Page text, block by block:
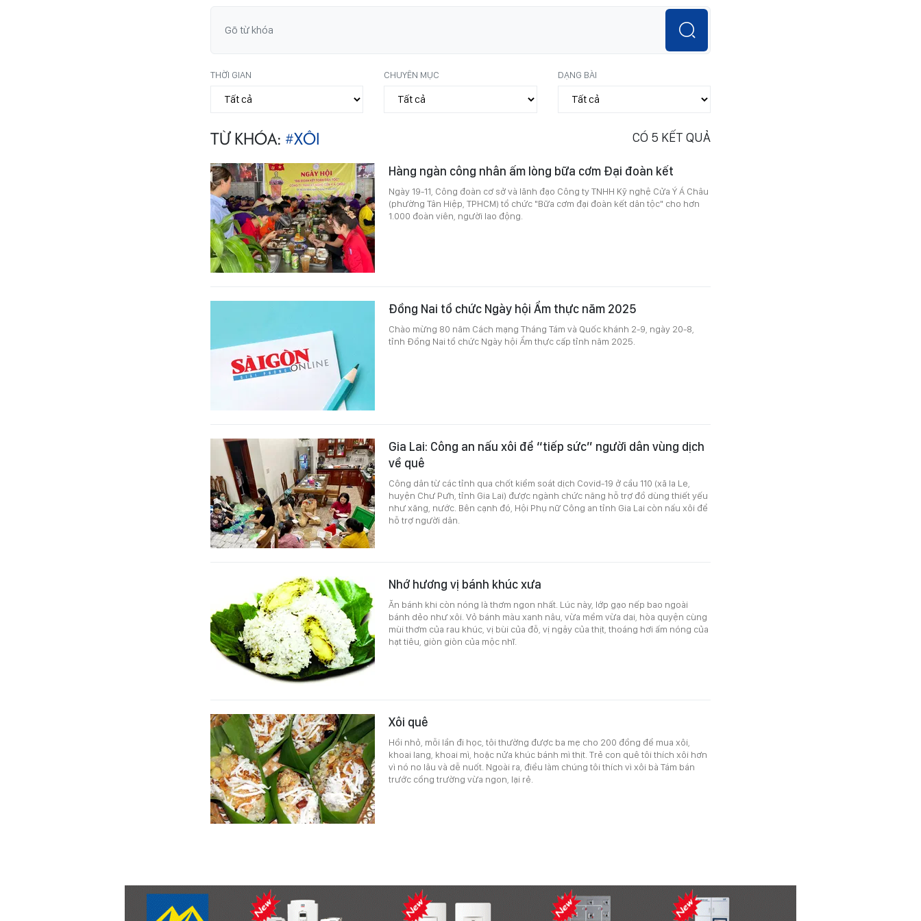
THỜI GIAN CHUYÊN MỤC DẠNG BÀI
TỪ KHÓA: #XÔI CÓ 5 KẾT QUẢ
Hàng ngàn công nhân ấm lòng bữa cơm Đại đoàn kết
Ngày 19-11, Công đoàn cơ sở và lãnh đạo Công ty TNHH Kỹ nghệ Cửa Ý Á Châu
(phường Tân Hiệp, TPHCM) tổ chức "Bữa cơm đại đoàn kết dân tộc" cho hơn
1.000 đoàn viên, người lao động.
Đồng Nai tổ chức Ngày hội Ẩm thực năm 2025
Chào mừng 80 năm Cách mạng Tháng Tám và Quốc khánh 2-9, ngày 20-8,
tỉnh Đồng Nai tổ chức Ngày hội Ẩm thực cấp tỉnh năm 2025.
Gia Lai: Công an nấu xôi để “tiếp sức” người dân vùng dịch
về quê
Công dân từ các tỉnh qua chốt kiểm soát dịch Covid-19 ở cầu 110 (xã Ia Le,
huyện Chư Pưh, tỉnh Gia Lai) được ngành chức năng hỗ trợ đồ dùng thiết yếu
như xăng, nước. Bên cạnh đó, Hội Phụ nữ Công an tỉnh Gia Lai còn nấu xôi để
hỗ trợ người dân.
Nhớ hương vị bánh khúc xưa
Ăn bánh khi còn nóng là thơm ngon nhất. Lúc này, lớp gạo nếp bao ngoài
bánh dẻo như xôi. Vỏ bánh màu xanh nâu, vừa mềm vừa dai, hòa quyện cùng
mùi thơm của rau khúc, vị bùi của đỗ, vị ngậy của thịt, thoáng hơi ấm nóng của
hạt tiêu, giòn giòn của mộc nhĩ.
Xôi quê
Hồi nhỏ, mỗi lần đi học, tôi thường được ba mẹ cho 200 đồng để mua xôi,
khoai lang, khoai mì, hoặc nửa khúc bánh mì thịt. Trẻ con quê tôi thích xôi hơn
vì nó no lâu và dễ nuốt. Ngoài ra, điều làm chúng tôi thích vì xôi bà Tám bán
trước cổng trường vừa ngon, lại rẻ.